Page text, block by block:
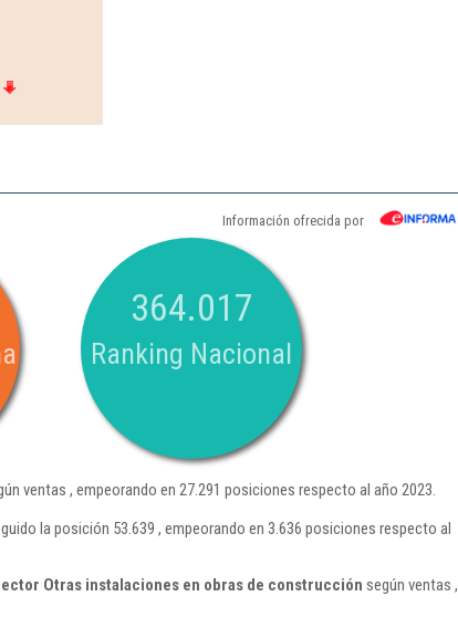
Información ofrecida por
364.017
Ranking Nacional
ventas , empeorando en 27.291 posiciones respecto al año 2023.
la posición 53.639 , empeorando en 3.636 posiciones respecto al
Otras instalaciones en obras de construcción según ventas ,